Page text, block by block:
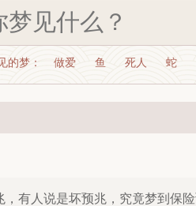
的梦： 做爱 鱼 死人 蛇
有人说是坏预兆，究竟梦到保